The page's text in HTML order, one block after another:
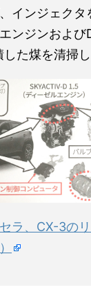
インジェクタ
ンジンおよび
た煤を清掃し
ラ、CX-3の